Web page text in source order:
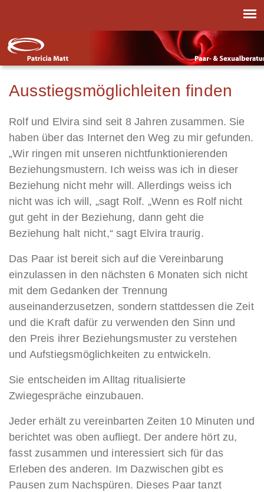
Ausstiegsmöglichleiten finden
Rolf und Elvira sind seit 8 Jahren zusammen. Sie
haben über das Internet den Weg zu mir gefunden.
„Wir ringen mit unseren nichtfunktionierenden
Beziehungsmustern. Ich weiss was ich in dieser
Beziehung nicht mehr will. Allerdings weiss ich
nicht was ich will, „sagt Rolf. „Wenn es Rolf nicht
gut geht in der Beziehung, dann geht die
Beziehung halt nicht,“ sagt Elvira traurig.
Das Paar ist bereit sich auf die Vereinbarung
einzulassen in den nächsten 6 Monaten sich nicht
mit dem Gedanken der Trennung
auseinanderzusetzen, sondern stattdessen die Zeit
und die Kraft dafür zu verwenden den Sinn und
den Preis ihrer Beziehungsmuster zu verstehen
und Aufstiegsmöglichkeiten zu entwickeln.
Sie entscheiden im Alltag ritualisierte
Zwiegespräche einzubauen.
Jeder erhält zu vereinbarten Zeiten 10 Minuten und
berichtet was oben aufliegt. Der andere hört zu,
fasst zusammen und interessiert sich für das
Erleben des anderen. Im Dazwischen gibt es
Pausen zum Nachspüren. Dieses Paar tanzt